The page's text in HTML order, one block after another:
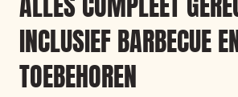
INCLUSIEF BARBECUE
TOEBEHOREN